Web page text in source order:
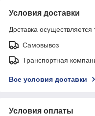
Условия доставки
Доставка осуществляется
Самовывоз
Транспортная
Все условия доставки
Условия оплаты